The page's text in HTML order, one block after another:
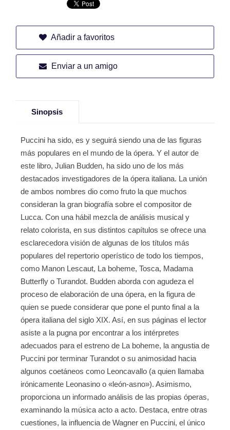
Añadir a favoritos
Enviar a un amigo
Sinopsis
Puccini ha sido, es y seguirá siendo una de las figuras
más populares en el mundo de la ópera. Y el autor de
este libro, Julian Budden, ha sido uno de los más
destacados investigadores de la ópera italiana. La unión
de ambos nombres dio como fruto la que muchos
consideran la gran biografía sobre el compositor de
Lucca. Con una hábil mezcla de análisis musical y
relato colorista, en sus distintos capítulos se ofrece una
esclarecedora visión de algunas de los títulos más
populares del repertorio operístico de todo los tiempos,
como Manon Lescaut, La boheme, Tosca, Madama
Butterfly o Turandot. Budden aborda con agudeza el
proceso de elaboración de una ópera, en la figura de
quien se puede considerar que pone el punto final a la
ópera italiana del siglo XIX. Así, en sus páginas el lector
asiste a la pugna por encontrar a los intérpretes
adecuados para el estreno de La boheme, la angustia de
Puccini por terminar Turandot o su animosidad hacia
algunos coetáneos como Leoncavallo (a quien llamaba
irónicamente Leonasino o «león-asno»). Asimismo,
proporciona un informado análisis de las propias óperas,
examinando la música acto a acto. Destaca, entre otras
cuestiones, la influencia de Wagner en Puccini, el único